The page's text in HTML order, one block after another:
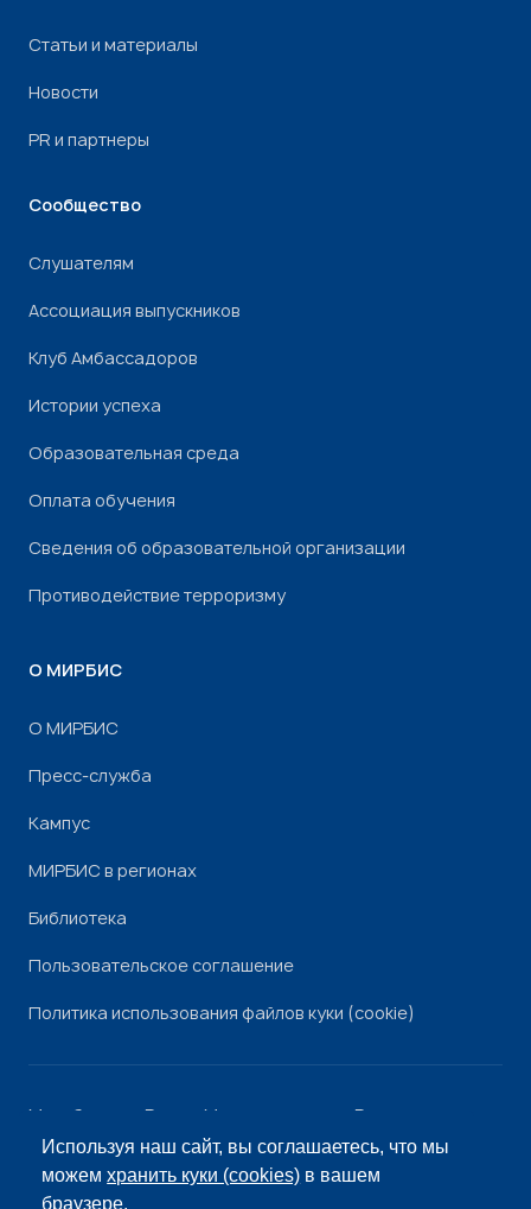
Используя наш сайт, вы соглашаетесь, что мы
можемхранить куки (cookies) в вашем
браузере.
Статьи и материалы
Новости
PR и партнеры
Сообщество
Слушателям
Ассоциация выпускников
Клуб Амбассадоров
Истории успеха
Образовательная среда
Оплата обучения
Сведения об образовательной организации
Противодействие терроризму
О МИРБИС
О МИРБИС
Пресс-служба
Кампус
МИРБИС в регионах
Библиотека
Пользовательское соглашение
Политика использования файлов куки (cookie)
Минобрнауки России Минпросвещения России
РоскомнадзорРособрнадзор
© «МИРБИС», 2026